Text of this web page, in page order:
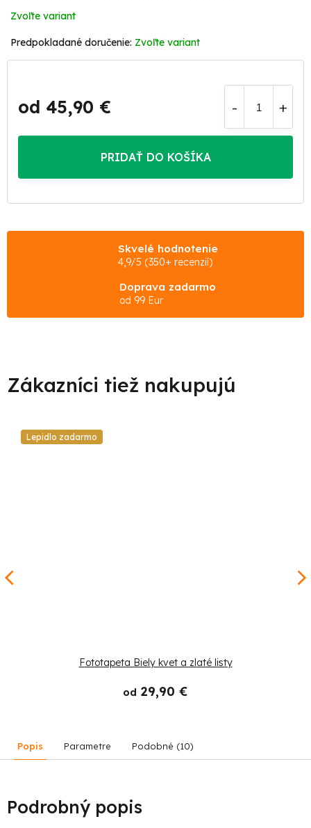
Zvoľte variant
Zvoľte variant
od 45,90 €
Jednotková
cena:
PRIDAŤ DO KOŠÍKA
Skvelé hodnotenie
4,9/5 (350+ recenzií)
Doprava zadarmo
od 99 Eur
Lepidlo zadarmo
Fototapeta Biely kvet a zlaté listy
od 29,90 €
Popis Parametre Podobné (10)
Podrobný popis